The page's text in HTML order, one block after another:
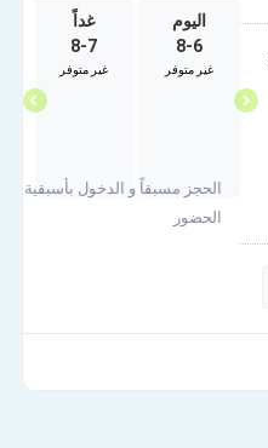
اليوم
8-6
غير متوفر
غداً
8-7
غير متوفر
الحجز مسبقاً و الدخول بأسبقية
الحضور